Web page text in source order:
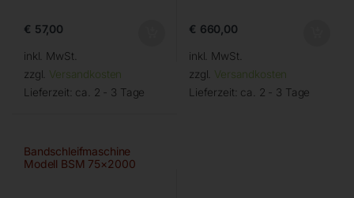
€ 57,00
inkl. MwSt.
zzgl. Versandkosten
Lieferzeit: ca. 2 - 3 Tage
€ 660,00
inkl. MwSt.
zzgl. Versandkosten
Lieferzeit: ca. 2 - 3 Tage
Bandschleifmaschine
Modell BSM 75×2000